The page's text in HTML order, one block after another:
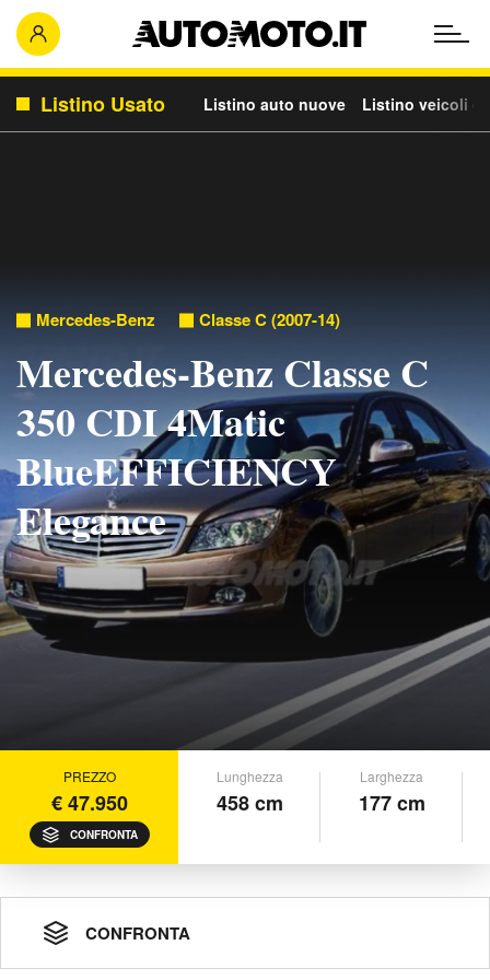
Listino Usato Listino auto nuove Listino veicoli
Mercedes-Benz Classe C (2007-14)
Mercedes-Benz Classe C
350 CDI 4Matic
BlueEFFICIENCY
Elegance
PREZZO
€ 47.950
CONFRONTA
Lunghezza
458 cm
Larghezza
177 cm
CONFRONTA